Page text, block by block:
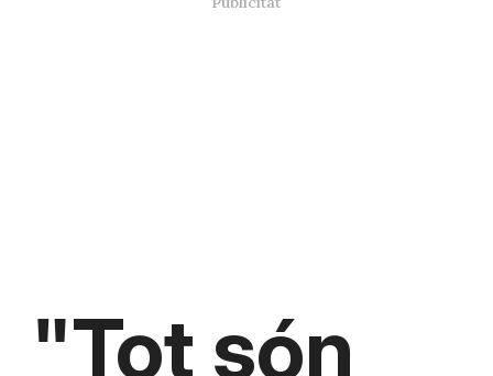
"Tot són